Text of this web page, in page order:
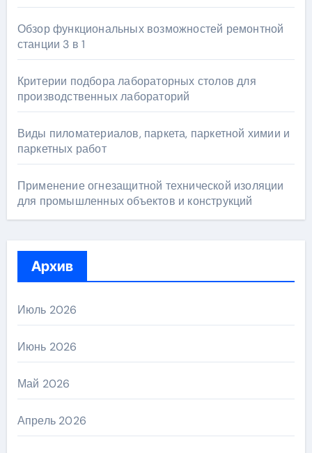
Обзор функциональных возможностей ремонтной
станции 3 в 1
Критерии подбора лабораторных столов для
производственных лабораторий
Виды пиломатериалов, паркета, паркетной химии и
паркетных работ
Применение огнезащитной технической изоляции
для промышленных объектов и конструкций
Архив
Июль 2026
Июнь 2026
Май 2026
Апрель 2026